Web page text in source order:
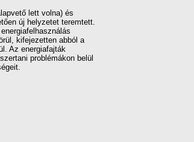
lett volna) és
új helyzetet teremtett.
kifejezetten abból a
Az energiafajták
problémákon belül